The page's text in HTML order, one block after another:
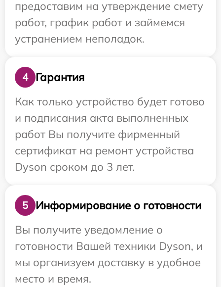
предоставим на утверждение смету
работ, график работ и займемся
устранением неполадок.
4
Гарантия
Как только устройство будет готово
и подписания акта выполненных
работ Вы получите фирменный
сертификат на ремонт устройства
Dyson сроком до 3 лет.
5
Информирование о готовности
Вы получите уведомление о
готовности Вашей техники Dyson, и
мы организуем доставку в удобное
место и время.